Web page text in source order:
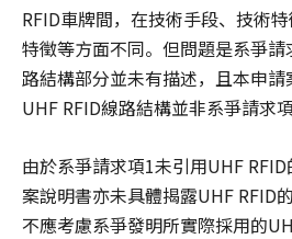
RFID車牌間，在技術手段、技術
特徵等方面不同。但問題是系爭請
路結構部分並未有描述，且本申
UHF RFID線路結構並非系爭請求
由於系爭請求項1未引用UHF
案說明書亦未具體揭露UHF RFID
不應考慮系爭發明所實際採用的